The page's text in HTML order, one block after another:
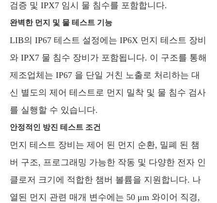
검증 및 IPX7 임시 물 침수를 포함합니다.
완벽한 먼지 및 물 테스트 기능
LIB의 IP67 테스트 설정에는 IP6X 먼지 테스트 장비
와 IPX7 물 침수 장비가 포함됩니다. 이 구조를 통해
제조업체는 IP67 을 단일 거친 노출로 처리하는 대
신 별도의 제어 테스트로 먼지 밀착 및 물 침수 검사
를 실행할 수 있습니다.
안정적인 방진 테스트 조건
먼지 테스트 장비는 제어 된 먼지 순환, 밀폐 된 챔
버 구조, 프로그래밍 가능한 작동 및 다양한 전자 인
클로저 크기에 적합한 챔버 볼륨을 지원합니다. 나
열된 먼지 관련 매개 변수에는 50 μm 와이어 직경,